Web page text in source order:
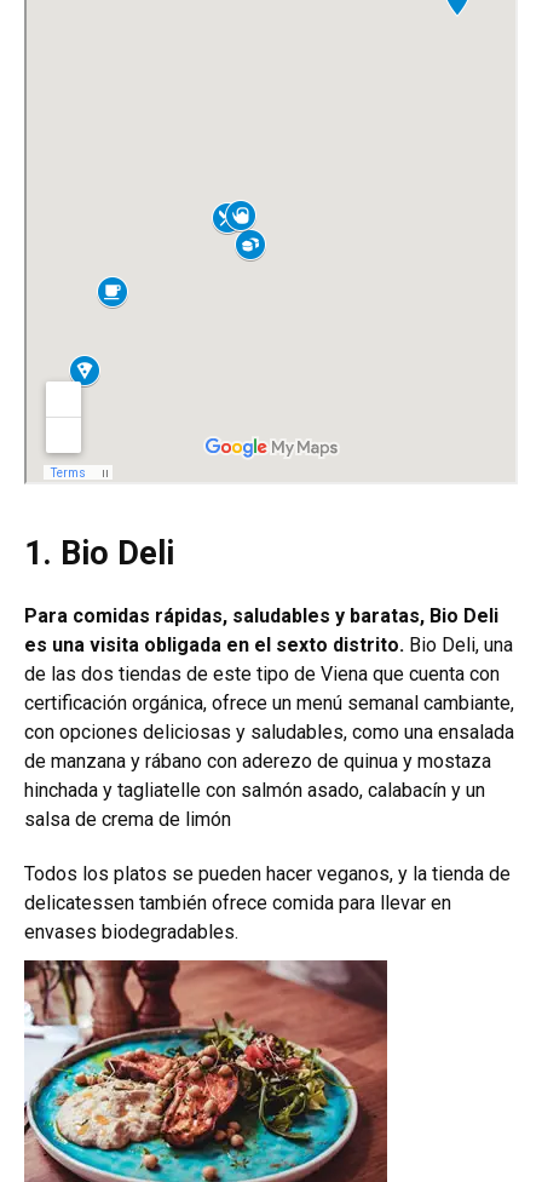
1. Bio Deli
Para comidas rápidas, saludables y baratas, Bio Deli
es una visita obligada en el sexto distrito. Bio Deli, una
de las dos tiendas de este tipo de Viena que cuenta con
certificación orgánica, ofrece un menú semanal cambiante,
con opciones deliciosas y saludables, como una ensalada
de manzana y rábano con aderezo de quinua y mostaza
hinchada y tagliatelle con salmón asado, calabacín y un
salsa de crema de limón
Todos los platos se pueden hacer veganos, y la tienda de
delicatessen también ofrece comida para llevar en
envases biodegradables.